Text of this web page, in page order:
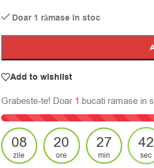
Doar 1 rămase în stoc
Add to wishlist
Grabeste-te! Doar 1 bucati ramase in
08
zile
20
ore
27
min
41
sec